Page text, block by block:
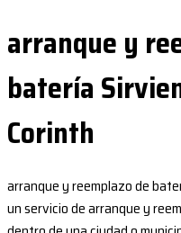
arranque y
batería
Corinth
arranque y reemplazo de
un servicio de arranque y